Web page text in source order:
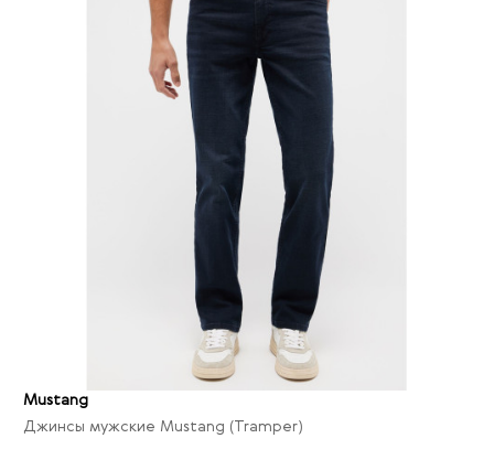
Mustang
Джинсы мужские Mustang (Tramper)